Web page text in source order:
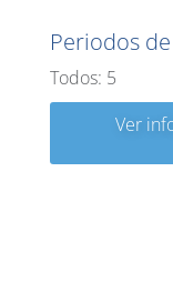
Periodos
Todos: 5
Ver